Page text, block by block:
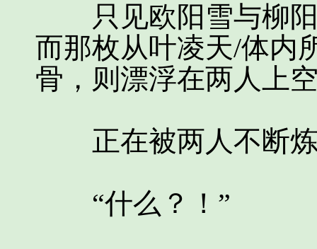
只见欧阳雪与柳阳
而那枚从叶凌天/体内
骨，则漂浮在两人上
正在被两人不断炼
“什么？！”